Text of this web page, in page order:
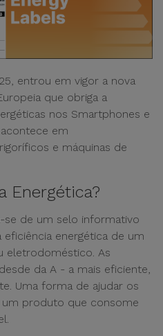
entrou em vigor a nova
que obriga a
nos Smartphones e
em
e máquinas de
Energética?
se de um selo informativo
eficiência energética de um
eletrodoméstico. As
da A - a mais eficiente,
Uma forma de ajudar os
produto que consome